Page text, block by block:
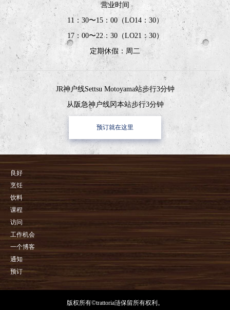
营业时间
11：30〜15：00（LO14：30）
17：00〜22：30（LO21：30）
定期休假：周二
JR神户线Settsu Motoyama站步行3分钟
从阪急神户线冈本站步行3分钟
预订就在这里
良好
烹饪
饮料
课程
访问
工作机会
一个博客
通知
预订
版权所有©trattoria涟保留所有权利。